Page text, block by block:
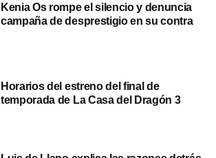
Kenia Os rompe el silencio y denuncia
campaña de desprestigio en su contra
Horarios del estreno del final de
temporada de La Casa del Dragón 3